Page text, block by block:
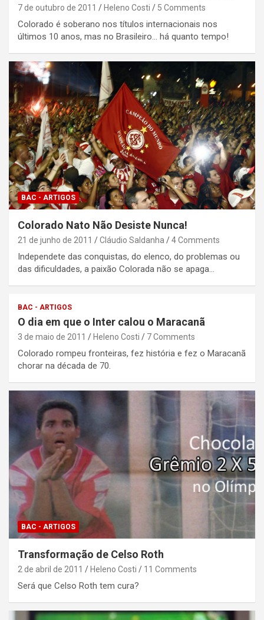
7 de outubro de 2011 Heleno Costi 5 Comments
Colorado é soberano nos títulos internacionais nos
últimos 10 anos, mas no Brasileiro... há quanto tempo!
BAC - ARTIGOS
Colorado Nato Não Desiste Nunca!
21 de junho de 2011 Cláudio Saldanha 4 Comments
Independete das conquistas, do elenco, do problemas ou
das dificuldades, a paixão Colorada não se apaga…
BAC - ARTIGOS
O dia em que o Inter calou o Maracanã
3 de maio de 2011 Heleno Costi 7 Comments
Colorado rompeu fronteiras, fez história e fez o Maracanã
chorar na década de 70.
BAC - ARTIGOS
Transformação de Celso Roth
2 de abril de 2011 Heleno Costi 11 Comments
Será que Celso Roth tem cura?